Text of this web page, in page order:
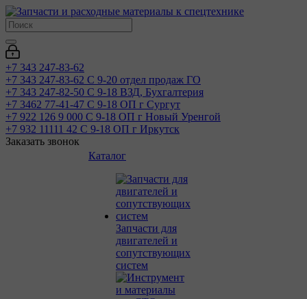
+7 343 247-83-62
+7 343 247-83-62 С 9-20 отдел продаж ГО
+7 343 247-82-50 С 9-18 ВЗД, Бухгалтерия
+7 3462 77-41-47 С 9-18 ОП г Сургут
+7 922 126 9 000 С 9-18 ОП г Новый Уренгой
+7 932 11111 42 С 9-18 ОП г Иркутск
Заказать звонок
Каталог
Запчасти для
двигателей и
сопутствующих
систем